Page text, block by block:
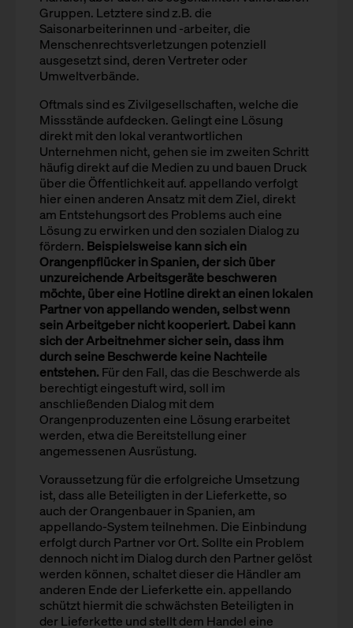
Gruppen. Letztere sind z.B. die
Saisonarbeiterinnen und -arbeiter, die
Menschenrechtsverletzungen potenziell
ausgesetzt sind, deren Vertreter oder
Umweltverbände.
Oftmals sind es Zivilgesellschaften, welche die
Missstände aufdecken. Gelingt eine Lösung
direkt mit den lokal verantwortlichen
Unternehmen nicht, gehen sie im zweiten Schritt
häufig direkt auf die Medien zu und bauen Druck
über die Öffentlichkeit auf. appellando verfolgt
hier einen anderen Ansatz mit dem Ziel, direkt
am Entstehungsort des Problems auch eine
Lösung zu erwirken und den sozialen Dialog zu
fördern. Beispielsweise kann sich ein
Orangenpflücker in Spanien, der sich über
unzureichende Arbeitsgeräte beschweren
möchte, über eine Hotline direkt an einen lokalen
Partner von appellando wenden, selbst wenn
sein Arbeitgeber nicht kooperiert. Dabei kann
sich der Arbeitnehmer sicher sein, dass ihm
durch seine Beschwerde keine Nachteile
entstehen. Für den Fall, das die Beschwerde als
berechtigt eingestuft wird, soll im
anschließenden Dialog mit dem
Orangenproduzenten eine Lösung erarbeitet
werden, etwa die Bereitstellung einer
angemessenen Ausrüstung.
Voraussetzung für die erfolgreiche Umsetzung
ist, dass alle Beteiligten in der Lieferkette, so
auch der Orangenbauer in Spanien, am
appellando-System teilnehmen. Die Einbindung
erfolgt durch Partner vor Ort. Sollte ein Problem
dennoch nicht im Dialog durch den Partner gelöst
werden können, schaltet dieser die Händler am
anderen Ende der Lieferkette ein. appellando
schützt hiermit die schwächsten Beteiligten in
der Lieferkette und stellt dem Handel eine